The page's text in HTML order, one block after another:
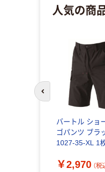
人気の商
バートル ショ
ゴパンツ ブラ
1027-35-XL 1
￥2,970 （税
前のスライドへ